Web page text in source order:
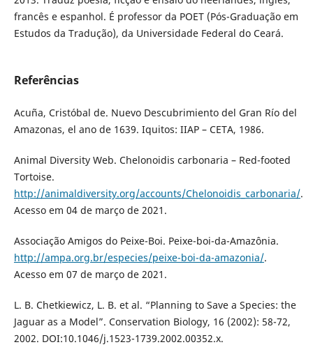
francês e espanhol. É professor da POET (Pós-Graduação em
Estudos da Tradução), da Universidade Federal do Ceará.
Referências
Acuña, Cristóbal de. Nuevo Descubrimiento del Gran Río del
Amazonas, el ano de 1639. Iquitos: IIAP – CETA, 1986.
Animal Diversity Web. Chelonoidis carbonaria – Red-footed
Tortoise.
http://animaldiversity.org/accounts/Chelonoidis_carbonaria/.
Acesso em 04 de março de 2021.
Associação Amigos do Peixe-Boi. Peixe-boi-da-Amazônia.
http://ampa.org.br/especies/peixe-boi-da-amazonia/.
Acesso em 07 de março de 2021.
L. B. Chetkiewicz, L. B. et al. “Planning to Save a Species: the
Jaguar as a Model”. Conservation Biology, 16 (2002): 58-72,
2002. DOI:10.1046/j.1523-1739.2002.00352.x.